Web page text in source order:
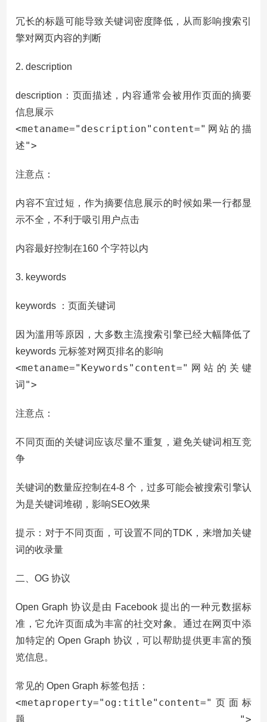
冗长的标题可能导致关键词密度降低，从而影响搜索引
擎对网页内容的判断
2. description
description：页面描述，内容通常会被用作页面的摘要
信息展示
<metaname="description"content="网站的描
述">
注意点：
内容不宜过短 ，作为摘要信息展示的时候如果一行都显
示不全，不利于吸引用户点击
内容最好控制在160 个字符以内
3. keywords
keywords ：页面关键词
因为滥用等原因，大多数主流搜索引擎已经大幅降低了
keywords 元标签对网页排名的影响
<metaname="Keywords"content="网站的关键
词">
注意点：
不同页面的关键词应该尽量不重复 ，避免关键词相互竞
争
关键词的数量应控制在4-8 个，过多可能会被搜索引擎认
为是关键词堆砌，影响SEO效果
提示：对于不同页面，可设置不同的TDK，来增加关键
词的收录量
二、OG 协议
Open Graph 协议是由 Facebook 提出的一种元数据标
准，它允许页面成为丰富的社交对象。通过在网页中添
加特定的 Open Graph 协议，可以帮助提供更丰富的预
览信息。
常见的 Open Graph 标签包括：
<metaproperty="og:title"content="页面标
题">